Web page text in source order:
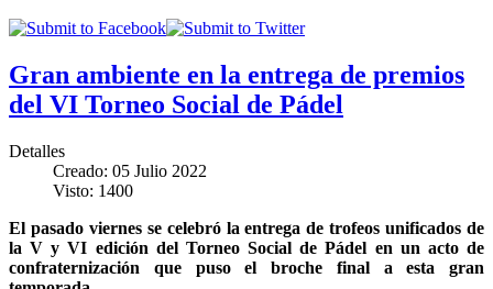
Gran ambiente en la entrega de premios
del VI Torneo Social de Pádel
Detalles
Creado: 05 Julio 2022
Visto: 1400
El pasado viernes se celebró la entrega de trofeos unificados de
la V y VI edición del Torneo Social de Pádel en un acto de
confraternización que puso el broche final a esta gran